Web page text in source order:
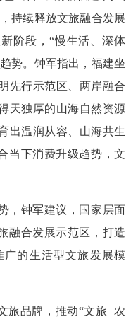
持续释放文旅融合发展
阶段，“慢生活、深体
势。钟军指出，福建坐
先行示范区、两岸融合
天独厚的山海自然资源
出温润从容、山海共生
当下消费升级趋势，文
，钟军建议，国家层面
融合发展示范区，打造
的生活型文旅发展模
旅品牌，推动“文旅+农